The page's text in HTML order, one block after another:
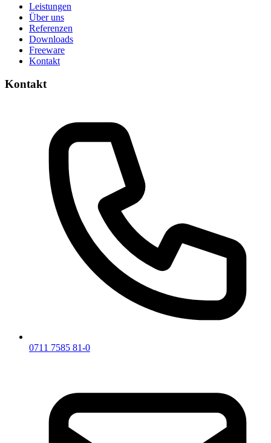
Leistungen
Über uns
Referenzen
Downloads
Freeware
Kontakt
Kontakt
0711 7585 81-0